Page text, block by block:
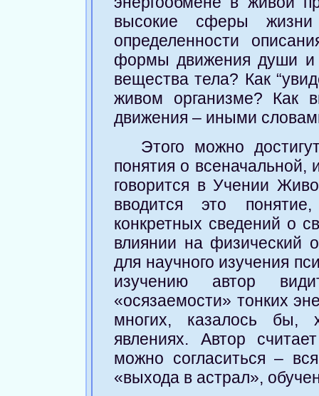
высокие сферы
определенности
формы движения души и
вещества тела? Как
живом организме? Как
движения – иными
Этого можно
понятия о всеначальной,
говорится в Учении
вводится это
конкретных сведений о
влиянии на физический
для научного изучения
изучению автор
«осязаемости» тонких
многих, казалось бы,
явлениях. Автор
можно согласиться –
«выхода в астрал»,